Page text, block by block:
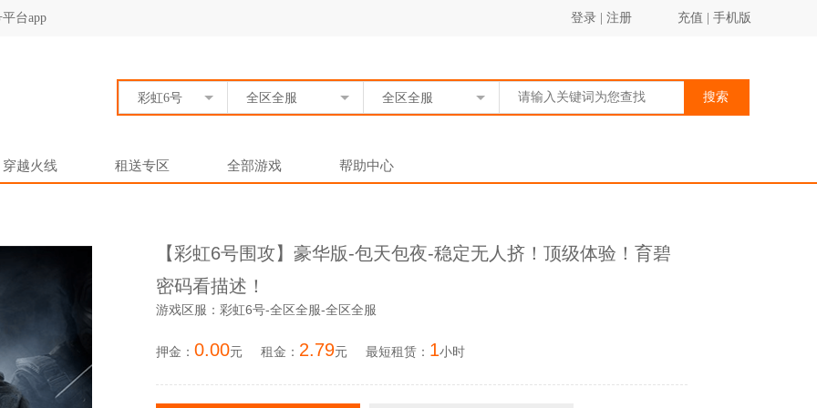
台app 登录 注册 充值 手机版
彩虹6号 全区全服 全区全服 搜索
穿越火线 租送专区 全部游戏 帮助中心
【彩虹6号围攻】豪华版-包天包夜-稳定无人挤！顶级体验！育碧
密码看描述！
游戏区服：彩虹6号-全区全服-全区全服
押金： 0.00元 租金： 2.79元 最短租赁： 1小时